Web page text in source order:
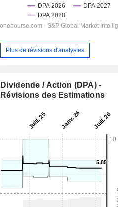
981,10 981,10
- -
Plus de révisions d'analystes
Dividende / Action (DPA) -
Révisions des Estimations